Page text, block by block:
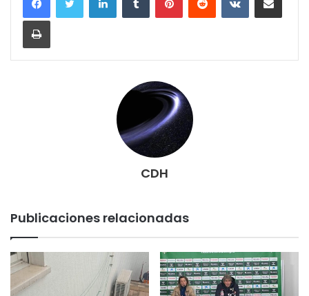
Imprimir
CDH
Publicaciones relacionadas